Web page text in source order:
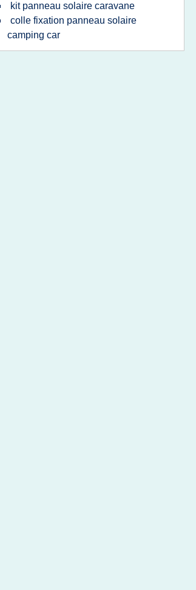
kit panneau solaire caravane
colle fixation panneau solaire
camping car